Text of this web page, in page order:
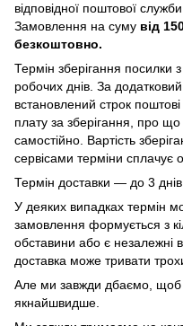
відповідної поштової служби.
Замовлення на суму від
безкоштовно.
Термін зберігання посилки
робочих днів. За
встановлений строк
плату за зберігання, про
самостійно. Вартість
сервісами терміни сплачує
Термін доставки — до 3 днів.
У деяких випадках термін
замовлення формується з
обставини або є незалежні
доставка може тривати
Але ми завжди дбаємо,
якнайшвидше.